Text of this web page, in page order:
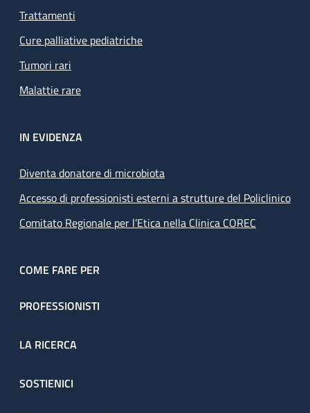
Trattamenti
Cure palliative pediatriche
Tumori rari
Malattie rare
IN EVIDENZA
Diventa donatore di microbiota
Accesso di professionisti esterni a strutture del Policlinico
Comitato Regionale per l’Etica nella Clinica COREC
COME FARE PER
PROFESSIONISTI
LA RICERCA
SOSTIENICI